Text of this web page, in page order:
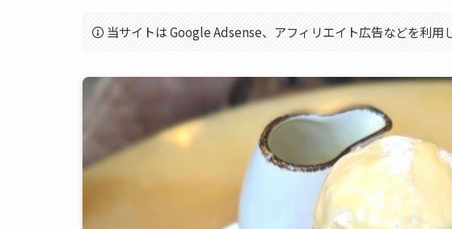
当サイトは Google Adsense、アフィリエイト広告などを利用